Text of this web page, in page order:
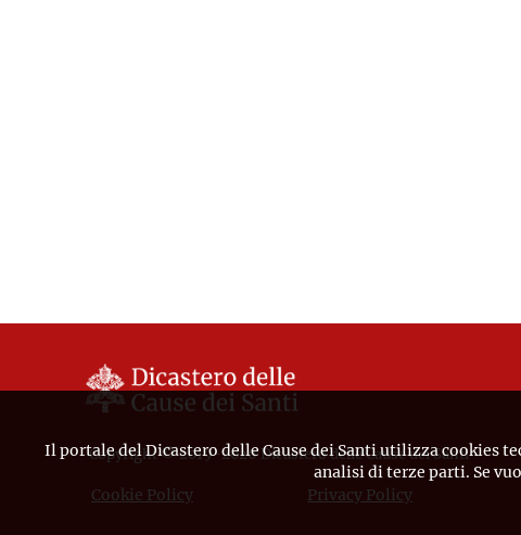
Copyright © 2019-2026 Dicastero delle Cause dei Santi
Cookie Policy Privacy Policy
Il portale del Dicastero delle Cause dei Santi utilizza cookies
analisi di terze parti. Se